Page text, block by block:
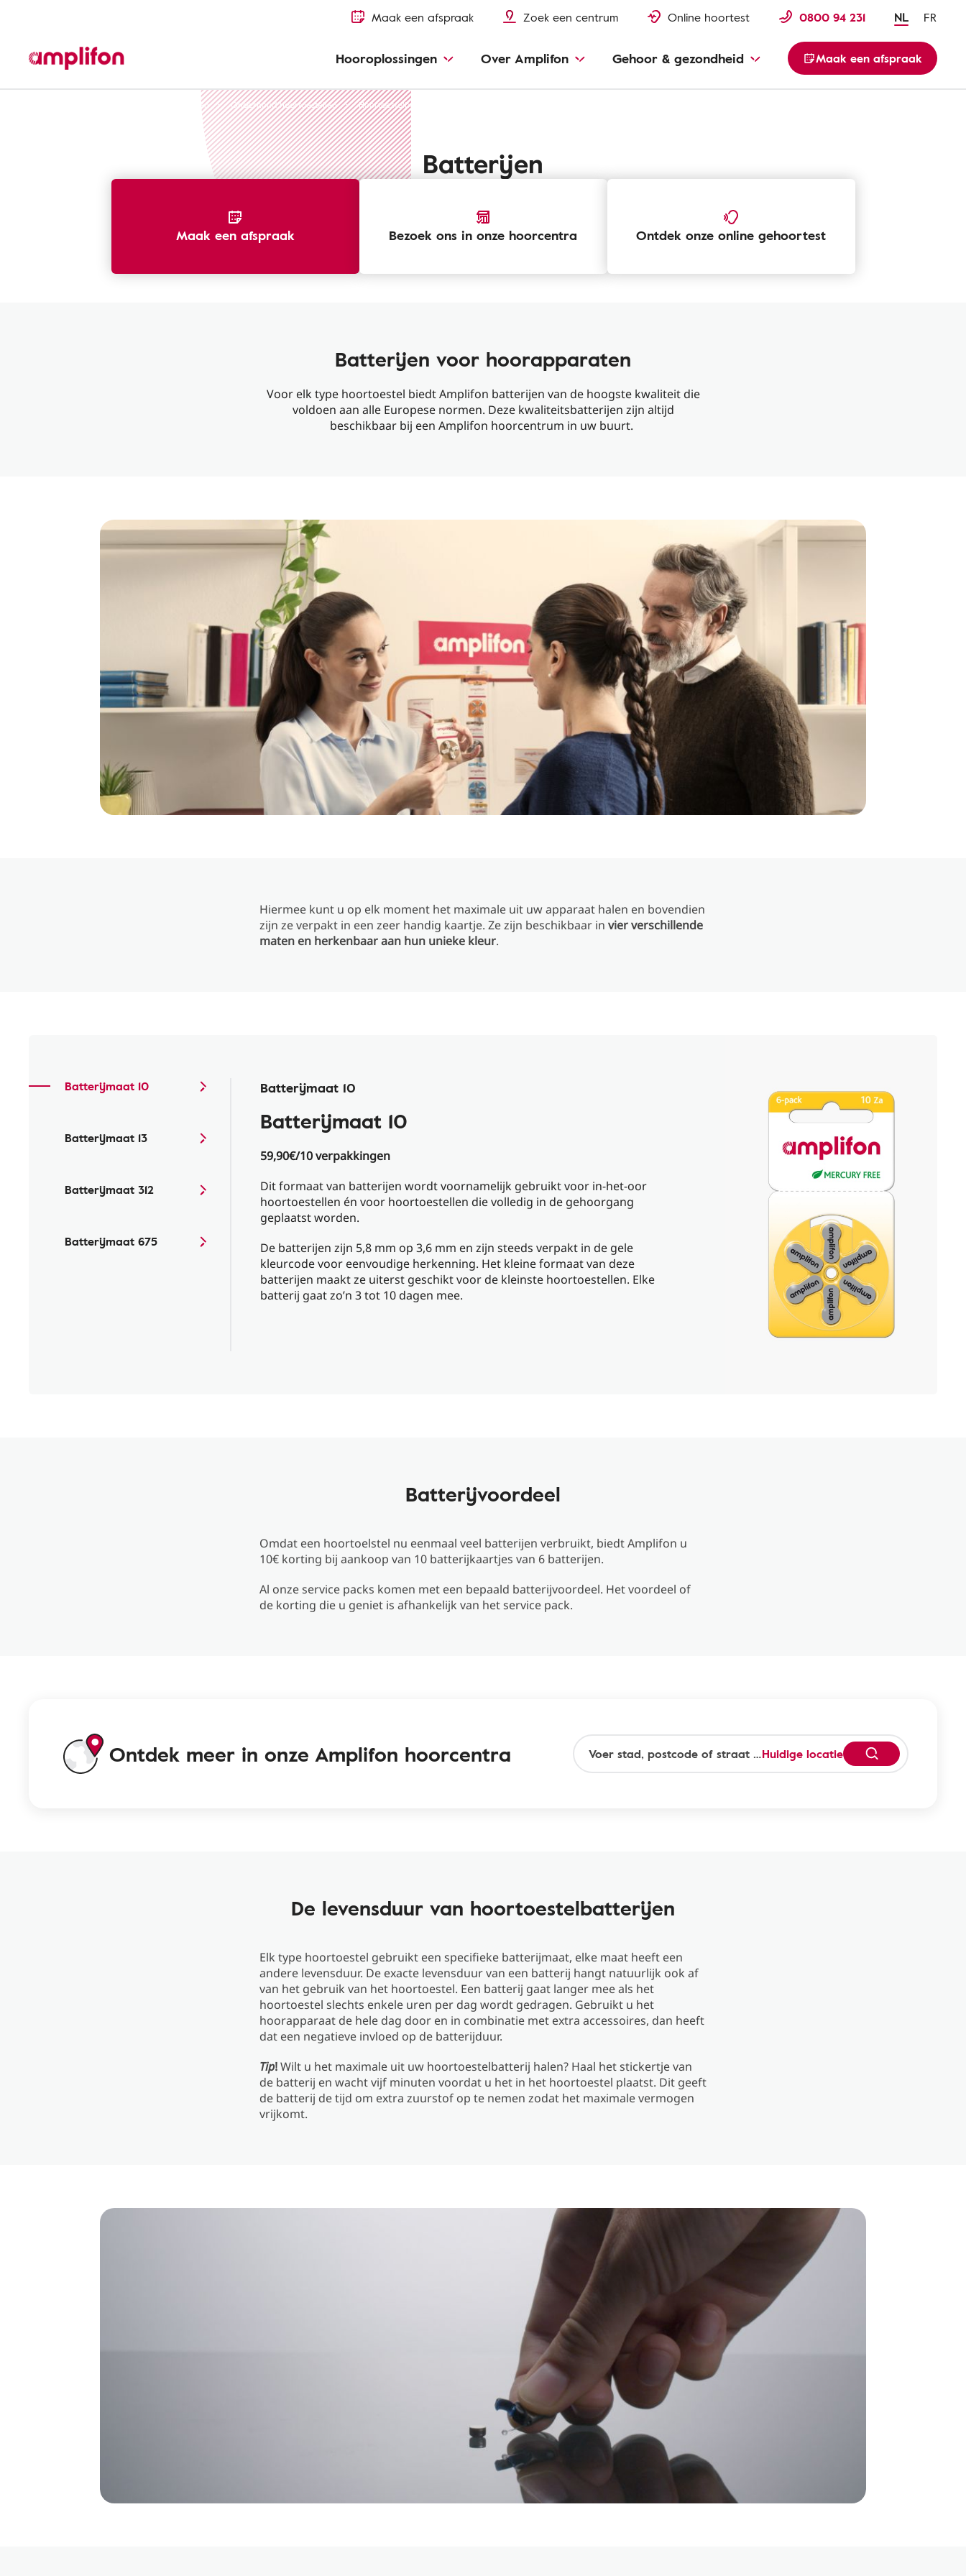
Maak een afspraak Zoek een centrum Online hoortest 0800 94 231 NL FR
Hooroplossingen Over Amplifon Gehoor & gezondheid Maak een afspraak
Hoorapparaten en andere hoorhulpmiddelen Onderhoud hoortoestellen Hoortoestelbatterijen en -opladers
Batterijen
Maak een afspraak Bezoek ons ​​in onze hoorcentra Ontdek onze online gehoortest
Batterijen voor hoorapparaten
Voor elk type hoortoestel biedt Amplifon batterijen van de hoogste kwaliteit die
voldoen aan alle Europese normen. Deze kwaliteitsbatterijen zijn altijd
beschikbaar bij een Amplifon hoorcentrum in uw buurt.
Hiermee kunt u op elk moment het maximale uit uw apparaat halen en bovendien
zijn ze verpakt in een zeer handig kaartje. Ze zijn beschikbaar in vier verschillende
maten en herkenbaar aan hun unieke kleur.
Batterijmaat 10
Batterijmaat 13
Batterijmaat 312
Batterijmaat 675
Batterijmaat 10
Batterijmaat 10
59,90€/10 verpakkingen
Dit formaat van batterijen wordt voornamelijk gebruikt voor in-het-oor
hoortoestellen én voor hoortoestellen die volledig in de gehoorgang
geplaatst worden.
De batterijen zijn 5,8 mm op 3,6 mm en zijn steeds verpakt in de gele
kleurcode voor eenvoudige herkenning. Het kleine formaat van deze
batterijen maakt ze uiterst geschikt voor de kleinste hoortoestellen. Elke
batterij gaat zo’n 3 tot 10 dagen mee.
Batterijvoordeel
Omdat een hoortoelstel nu eenmaal veel batterijen verbruikt, biedt Amplifon u
10€ korting bij aankoop van 10 batterijkaartjes van 6 batterijen.
Al onze service packs komen met een bepaald batterijvoordeel. Het voordeel of
de korting die u geniet is afhankelijk van het service pack.
Ontdek meer in onze Amplifon hoorcentra Huidige locatie
De levensduur van hoortoestelbatterijen
Elk type hoortoestel gebruikt een specifieke batterijmaat, elke maat heeft een
andere levensduur. De exacte levensduur van een batterij hangt natuurlijk ook af
van het gebruik van het hoortoestel. Een batterij gaat langer mee als het
hoortoestel slechts enkele uren per dag wordt gedragen. Gebruikt u het
hoorapparaat de hele dag door en in combinatie met extra accessoires, dan heeft
dat een negatieve invloed op de batterijduur.
Tip!Wilt u het maximale uit uw hoortoestelbatterij halen? Haal het stickertje van
de batterij en wacht vijf minuten voordat u het in het hoortoestel plaatst. Dit geeft
de batterij de tijd om extra zuurstof op te nemen zodat het maximale vermogen
vrijkomt.